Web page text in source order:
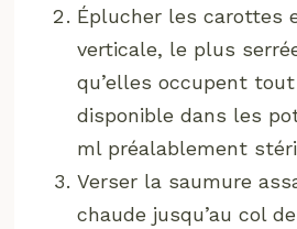
Éplucher les carottes
verticale, le plus
qu’elles occupent tout
disponible dans les
ml préalablement
Verser la saumure
chaude jusqu’au col